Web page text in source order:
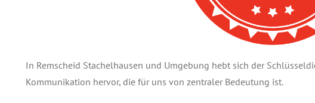
In Remscheid Stachelhausen und Umgebung hebt sich der
Kommunikation hervor, die für uns von zentraler Bedeutung ist.